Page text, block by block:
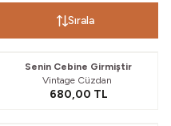
Sırala
Senin Cebine Girmiştir
Vintage Cüzdan
680,00 TL